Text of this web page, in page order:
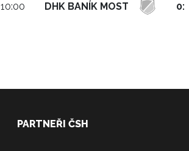
10:00 DHK BANÍK MOST
PARTNEŘI ČSH